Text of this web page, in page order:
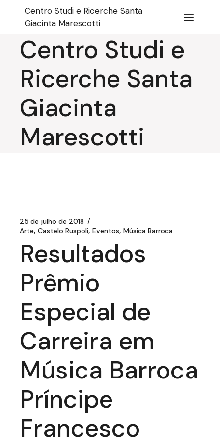
conteúdo
Centro Studi e Ricerche Santa
Giacinta Marescotti
Centro Studi e
Ricerche Santa
Giacinta
Marescotti
25 de julho de 2018
Arte Castelo Ruspoli Eventos Música Barroca
Resultados
Prêmio
Especial de
Carreira em
Música Barroca
Príncipe
Francesco